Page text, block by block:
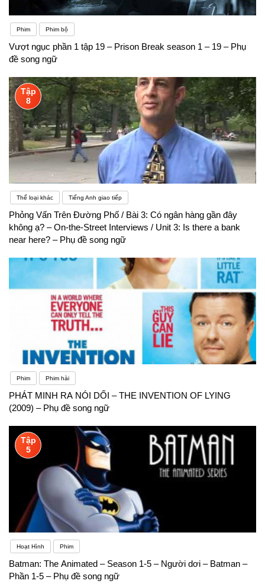
Phim Phim bộ
Vượt ngục phần 1 tập 19 – Prison Break season 1 – 19 – Phụ
đề song ngữ
Tập
8
Thể loại khác Tiếng Anh giao tiếp
Phỏng Vấn Trên Đường Phố / Bài 3: Có ngân hàng gần đây
không ạ? – On-the-Street Interviews / Unit 3: Is there a bank
near here? – Phụ đề song ngữ
Phim Phim hài
PHÁT MINH RA NÓI DỐI – THE INVENTION OF LYING
(2009) – Phụ đề song ngữ
Tập
5
Hoạt Hình Phim
Batman: The Animated – Season 1-5 – Người dơi – Batman –
Phần 1-5 – Phụ đề song ngữ